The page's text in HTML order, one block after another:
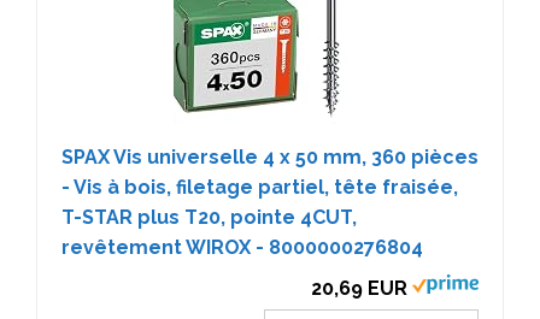
SPAX Vis universelle 4 x 50 mm, 360 pièces
- Vis à bois, filetage partiel, tête fraisée,
T-STAR plus T20, pointe 4CUT,
revêtement WIROX - 8000000276804
20,69 EUR